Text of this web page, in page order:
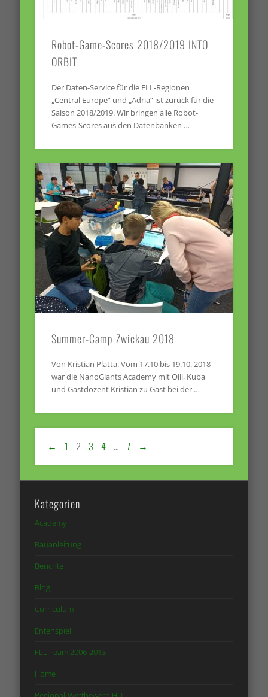
Robot-Game-Scores 2018/2019 INTO
ORBIT
Der Daten-Service für die FLL-Regionen
„Central Europe“ und „Adria“ ist zurück für die
Saison 2018/2019. Wir bringen alle Robot-
Games-Scores aus den Datenbanken …
Summer-Camp Zwickau 2018
Von Kristian Platta. Vom 17.10 bis 19.10. 2018
war die NanoGiants Academy mit Olli, Kuba
und Gastdozent Kristian zu Gast bei der …
← 1 2 3 4 … 7 →
Kategorien
Academy
Bauanleitung
Berichte
Blog
Curriculum
Entenspiel
FLL Team 2006-2013
Home